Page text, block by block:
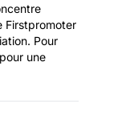
Firstpromoter
Pour
une